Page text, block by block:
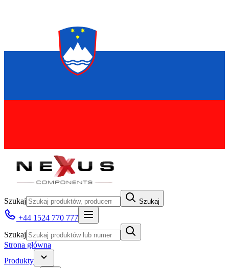
Szukaj Szukaj
+44 1524 770 777
Szukaj
Strona główna
Produkty